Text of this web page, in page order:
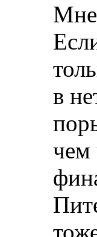
Мне
в
чем